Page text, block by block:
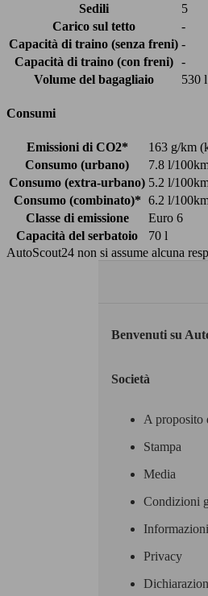
Sedili
5
Carico sul tetto
-
Capacità di traino (senza freni) -
Capacità di traino (con freni)
-
Volume del bagagliaio
530 l
Consumi
Emissioni di CO2*
163 g/km
Consumo (urbano)
7.8 l/
Consumo (extra-urbano) 5.2 l/
Consumo (combinato)* 6.2 l/
Classe di emissione
Euro 6
Capacità del serbatoio
70 l
AutoScout24 non si assume alcuna
Benvenuti su
Società
A proposito
Stampa
Media
Condizioni
Informazioni
Privacy